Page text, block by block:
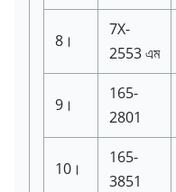
8।
7X-
2553এম
9।
165-
2801
10।
165-
3851